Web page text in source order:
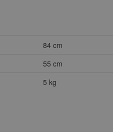
84 cm
55 cm
5 kg